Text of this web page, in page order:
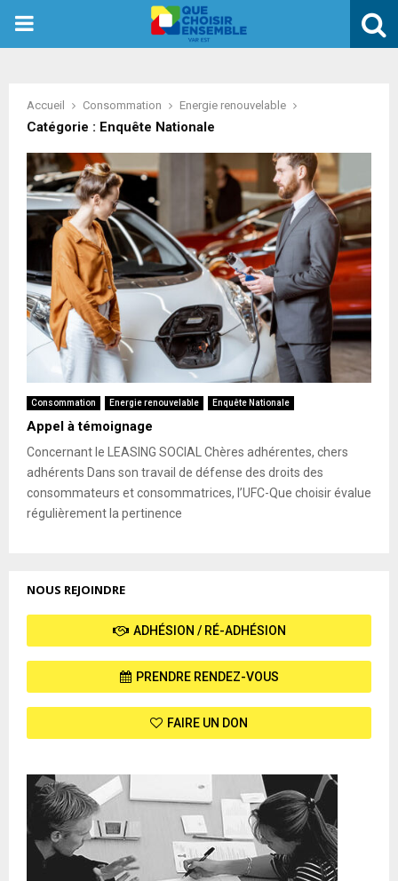
PRIMARY
Accueil Consommation Energie renouvelable
Catégorie : Enquête Nationale
Consommation Energie renouvelable Enquête Nationale
Appel à témoignage
Concernant le LEASING SOCIAL Chères adhérentes, chers
adhérents Dans son travail de défense des droits des
consommateurs et consommatrices, l’UFC-Que choisir évalue
régulièrement la pertinence
NOUS REJOINDRE
ADHÉSION / RÉ-ADHÉSION
PRENDRE RENDEZ-VOUS
FAIRE UN DON